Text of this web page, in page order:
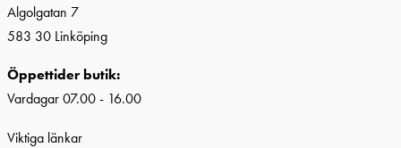
Algolgatan 7
583 30 Linköping
Öppettider butik:
Vardagar 07.00 - 16.00
Viktiga länkar